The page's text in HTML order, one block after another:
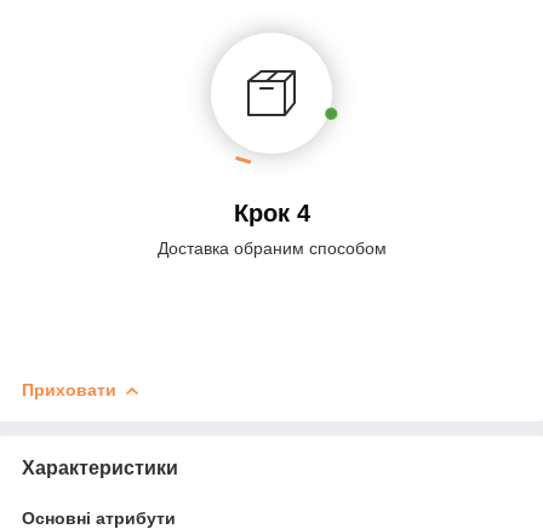
Крок 4
Доставка обраним способом
Приховати
Характеристики
Основні атрибути